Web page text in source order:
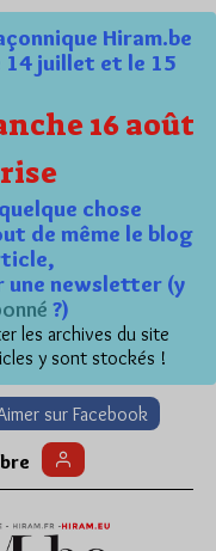
Hiram.be
14 juillet et le 15
16 août
chose
de même le blog
une newsletter (y
?)
les archives du site
y sont stockés !
sur Facebook